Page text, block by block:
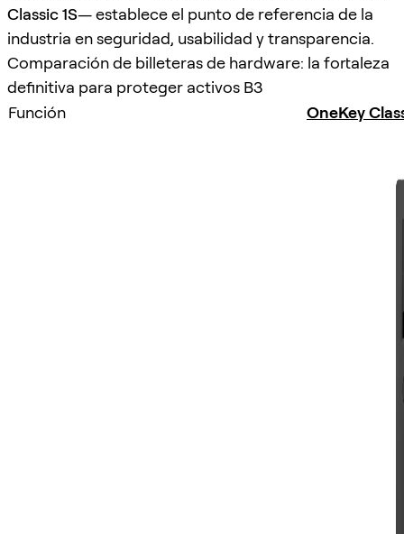
Classic 1S— establece el punto de referencia de la
industria en seguridad, usabilidad y transparencia.
Comparación de billeteras de hardware: la fortaleza
definitiva para proteger activos B3
Función
OneKey